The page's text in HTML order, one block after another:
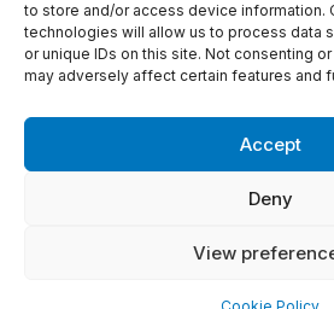
to store and/or access device information.
technologies will allow us to process data
or unique IDs on this site. Not consenting
may adversely affect certain features and
Accept
Deny
View
Adresse
91420 Morangis